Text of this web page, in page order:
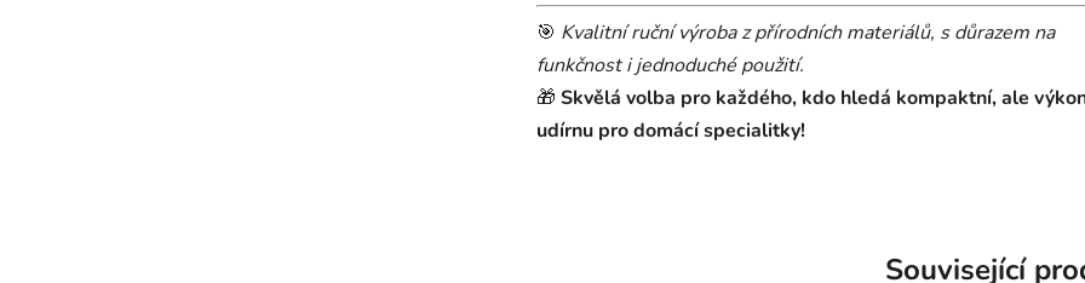
🎯 Kvalitní ruční výroba z přírodních materiálů, s důrazem na
funkčnost i jednoduché použití.
🎁 Skvělá volba pro každého, kdo hledá kompaktní, ale
udírnu pro domácí specialitky!
Související